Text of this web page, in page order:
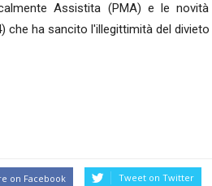
Assistita (PMA) e le
che ha sancito l'illegittimità del
on Facebook Tweet on Twitter